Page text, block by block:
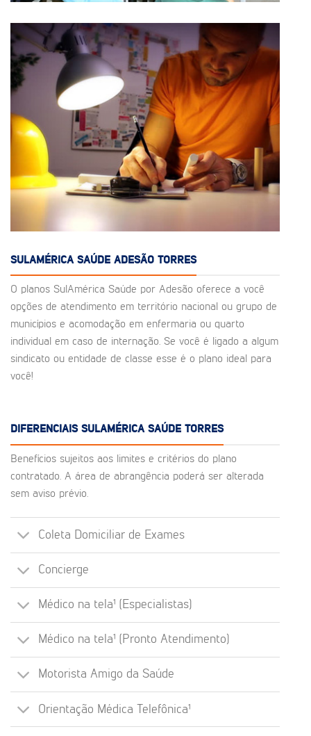
SULAMÉRICA SAÚDE ADESÃO TORRES
O planos SulAmérica Saúde por Adesão oferece a você
opções de atendimento em território nacional ou grupo de
municípios e acomodação em enfermaria ou quarto
individual em caso de internação. Se você é ligado a algum
sindicato ou entidade de classe esse é o plano ideal para
você!
DIFERENCIAIS SULAMÉRICA SAÚDE TORRES
Benefícios sujeitos aos limites e critérios do plano
contratado. A área de abrangência poderá ser alterada
sem aviso prévio.
Coleta Domiciliar de Exames
Concierge
Médico na tela¹ (Especialistas)
Médico na tela¹ (Pronto Atendimento)
Motorista Amigo da Saúde
Orientação Médica Telefônica¹